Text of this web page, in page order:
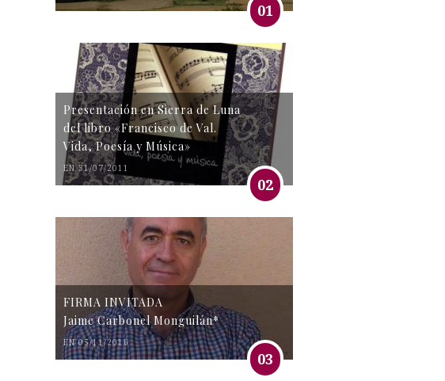
01
Presentación en Sierra de Luna
del libro «Francisco de Val.
Vida, Poesía y Música»
EN 31/07/2011
02
FIRMA INVITADA
Jaime Carbonel Monguilán*
EN 05/11/2016
03